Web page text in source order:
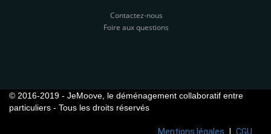
Contactez-nous
Foire aux questions
© 2016-2019 - JeMoove, le déménagement collaboratif entre
particuliers - Tous les droits réservés
Mentions légales CGU